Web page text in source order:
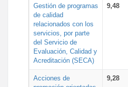
Gestión de programas
de calidad
relacionados con los
servicios, por parte
del Servicio de
Evaluación, Calidad y
Acreditación (SECA)
9,48
Acciones de
9,28